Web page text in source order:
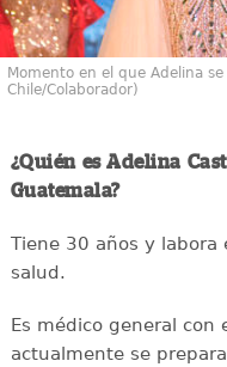
Momento en el que Adelina
Chile/Colaborador)
¿Quién es Adelina
Guatemala?
Tiene 30 años y labora
salud.
Es médico general con
actualmente se